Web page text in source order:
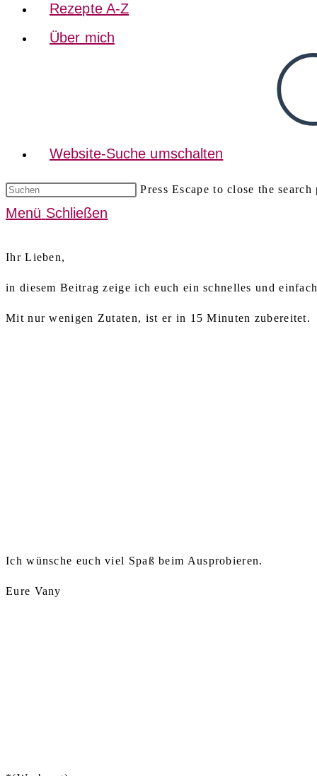
Rezepte A-Z
Über mich
Website-Suche umschalten
Press Escape to close the search
Menü Schließen
Ihr Lieben,
in diesem Beitrag zeige ich euch ein schnelles und
Mit nur wenigen Zutaten, ist er in 15 Minuten zubereitet.
Ich wünsche euch viel Spaß beim Ausprobieren.
Eure Vany